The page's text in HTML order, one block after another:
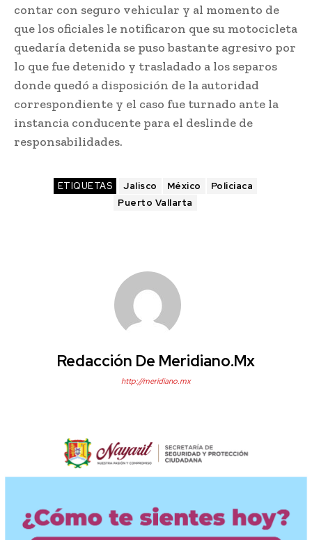
contar con seguro vehicular y al momento de
que los oficiales le notificaron que su motocicleta
quedaría detenida se puso bastante agresivo por
lo que fue detenido y trasladado a los separos
donde quedó a disposición de la autoridad
correspondiente y el caso fue turnado ante la
instancia conducente para el deslinde de
responsabilidades.
ETIQUETAS Jalisco México
Policiaca
Puerto Vallarta
Redacción De Meridiano.mx
http://meridiano.mx